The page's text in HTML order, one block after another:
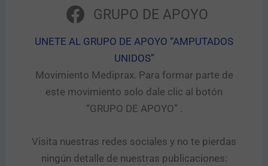
GRUPO DE APOYO
UNETE AL GRUPO DE APOYO “AMPUTADOS
UNIDOS”​
Movimiento Mediprax. Para formar parte de
este movimiento solo dale clic al botón
“GRUPO DE APOYO” .​
Visita nuestras redes sociales y no te pierdas
ningún detalle de nuestras publicaciones: